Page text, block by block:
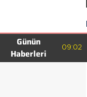
Günün
HaberleriFC'yi 2-1
hazırlık maçında